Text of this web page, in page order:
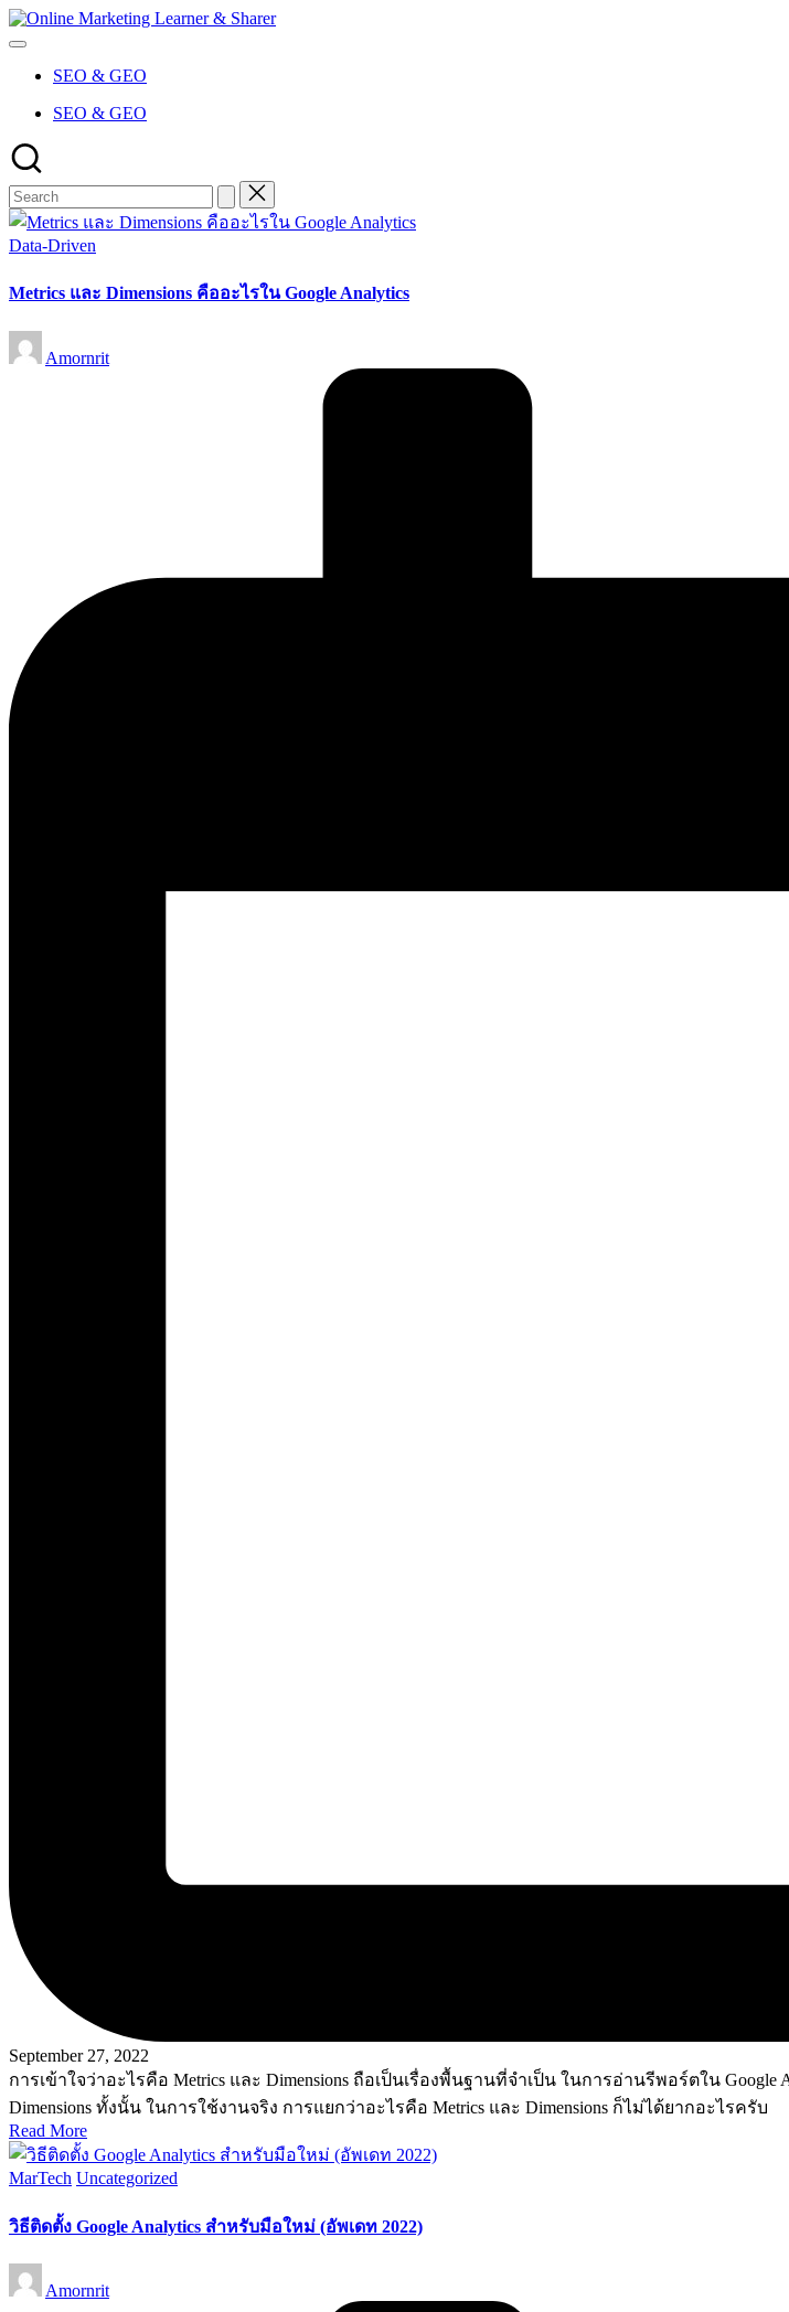
Skip
to
Online
SEO & GEO
SEO & GEO
Posted
Data-Driven
Metrics และ Dimensions คืออะไรใน Google Analytics
Posted
by
Amornrit
September 27, 2022
การเข้าใจว่าอะไรคือ Metrics และ Dimensions ถือเป็นเรื่องพื้นฐานที่จำเป็น ในการอ่านรีพอร์ตใน
Dimensions ทั้งนั้น ในการใช้งานจริง การแยกว่าอะไรคือ Metrics และ Dimensions ก็ไม่ได้ยากอะไรครับ
Read More
Posted
MarTech Uncategorized
วิธีติดตั้ง Google Analytics สำหรับมือใหม่ (อัพเดท 2022)
Posted
by
Amornrit